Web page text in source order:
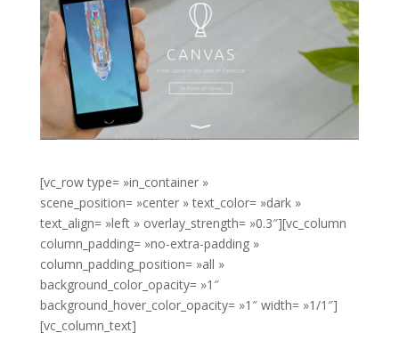
[vc_row type= »in_container »
scene_position= »center » text_color= »dark »
text_align= »left » overlay_strength= »0.3″][vc_column
column_padding= »no-extra-padding »
column_padding_position= »all »
background_color_opacity= »1″
background_hover_color_opacity= »1″ width= »1/1″]
[vc_column_text]